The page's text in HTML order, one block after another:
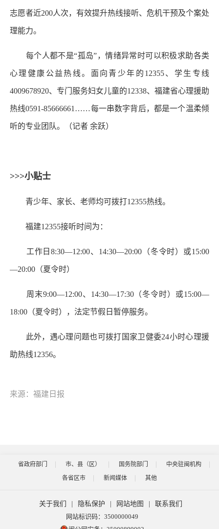
志愿者近200人次，有效提升热线接听、危机干预及个案处
理能力。
每个人都不是“孤岛”，情绪异常时可以积极求助各类
心理健康公益热线。面向青少年的12355、学生专线
4009678920、专门服务妇女儿童的12338、福建省心理援助
热线0591-85666661……每一串数字背后，都是一个温柔倾
听的专业团队。（记者 余跃）
>>>小贴士
青少年、家长、老师均可拨打12355热线。
福建12355接听时间为：
工作日8:30—12:00、14:30—20:00（冬令时）或15:00
—20:00（夏令时）
周末9:00—12:00、14:30—17:30（冬令时）或15:00—
18:00（夏令时），法定节假日暂停服务。
此外，遇心理问题也可拨打国家卫健委24小时心理援
助热线12356。
来源：福建日报
省政府部门 市、县（区） 国务院部门
中央驻闽机构
各省区市
新闻媒体 其他
关于我们 隐私保护 网站地图
联系我们
网站标识码：3500000049